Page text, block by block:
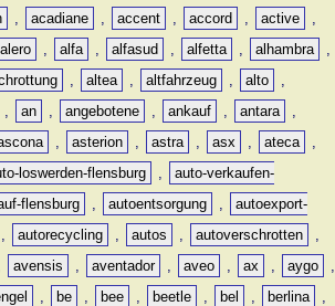
, acadiane , accent , accord , active
,
alero , alfa , alfasud , alfetta , alhambra
,
, altea , altfahrzeug , alto
,
, an , angebotene , ankauf , antara
,
, asterion , astra , asx , ateca
,
loswerden-flensburg ,
auto-verkaufen-
flensburg , autoentsorgung ,
autoexport-
, autorecycling , autos , autoverschrotten
,
avensis , aventador , aveo , ax , aygo
,
, be , bee , beetle , bel , berlina
,